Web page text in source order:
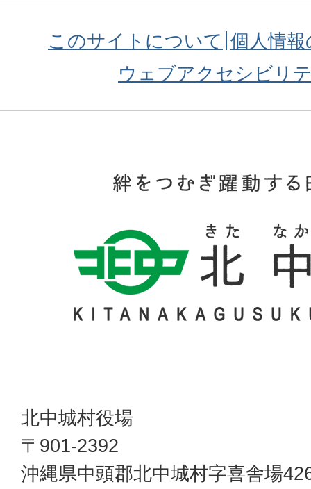
このサイトについて 個人情
ウェブアクセシビリ
北中城村役場
〒901-2392
沖縄県中頭郡北中城村字喜舎場